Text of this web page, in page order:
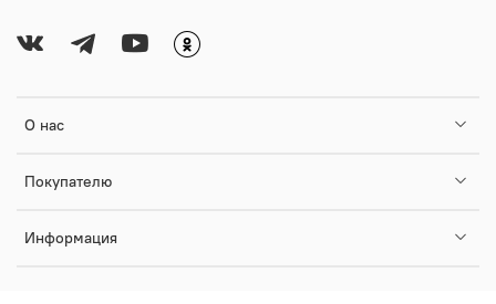
О нас
Покупателю
Информация